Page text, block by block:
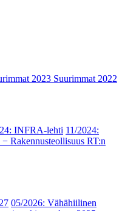
2023 Suurimmat 2022
INFRA-lehti 11/2024:
Rakennusteollisuus RT:n
05/2026: Vähähiilinen